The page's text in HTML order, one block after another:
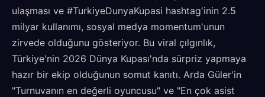
ulaşması ve #TurkiyeDunyaKupasi hashtag'inin 2.5
milyar kullanımı, sosyal medya momentum'unun
zirvede olduğunu gösteriyor. Bu viral çılgınlık,
Türkiye'nin 2026 Dünya Kupası'nda sürpriz yapmaya
hazır bir ekip olduğunun somut kanıtı. Arda Güler'in
"Turnuvanın en değerli oyuncusu" ve "En çok asist